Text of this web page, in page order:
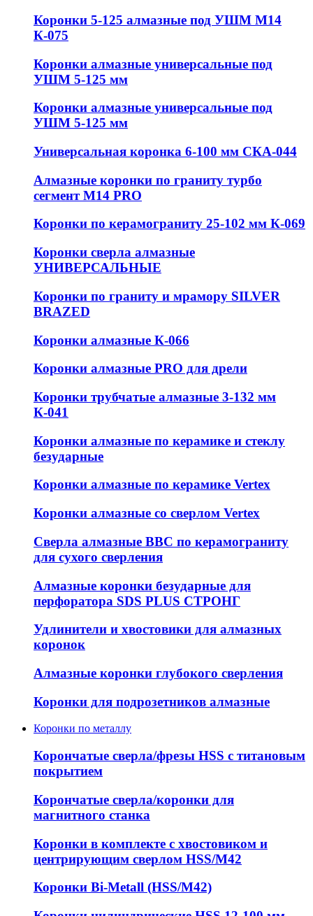
Коронки 5-125 алмазные под УШМ М14
К-075
Коронки алмазные универсальные под
УШМ 5-125 мм
Коронки алмазные универсальные под
УШМ 5-125 мм
Универсальная коронка 6-100 мм СКА-044
Алмазные коронки по граниту турбо
сегмент М14 PRO
Коронки по керамограниту 25-102 мм К-069
Коронки сверла алмазные
УНИВЕРСАЛЬНЫЕ
Коронки по граниту и мрамору SILVER
BRAZED
Коронки алмазные К-066
Коронки алмазные PRO для дрели
Коронки трубчатые алмазные 3-132 мм
К-041
Коронки алмазные по керамике и стеклу
безударные
Коронки алмазные по керамике Vertex
Коронки алмазные со сверлом Vertex
Сверла алмазные ВВС по керамограниту
для сухого сверления
Алмазные коронки безударные для
перфоратора SDS PLUS СТРОНГ
Удлинители и хвостовики для алмазных
коронок
Алмазные коронки глубокого сверления
Коронки для подрозетников алмазные
Коронки по металлу
Корончатые сверла/фрезы HSS c титановым
покрытием
Корончатые сверла/коронки для
магнитного станка
Коронки в комплекте с хвостовиком и
центрирующим сверлом HSS/М42
Коронки Bi-Metall (HSS/М42)